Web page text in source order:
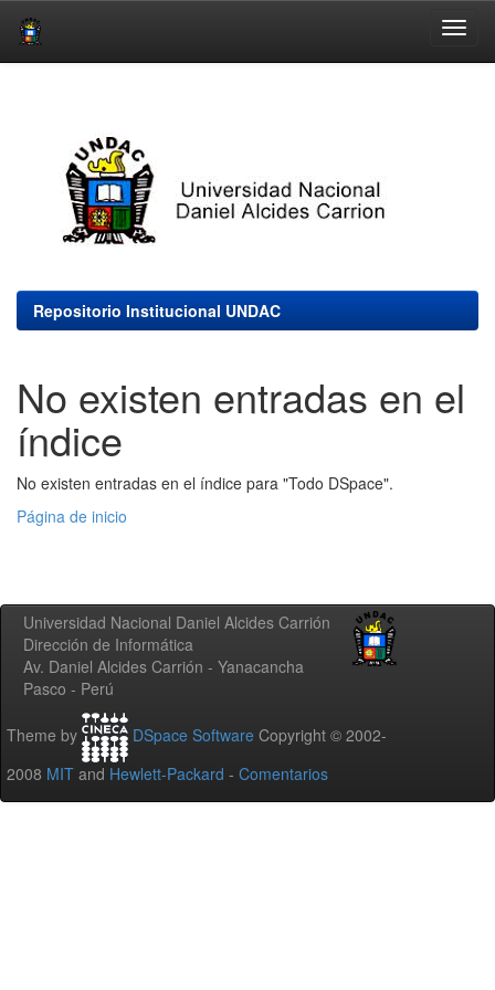
Repositorio Institucional UNDAC
No existen entradas en el
índice
No existen entradas en el índice para "Todo DSpace".
Página de inicio
Universidad Nacional Daniel Alcides Carrión
Dirección de Informática
Av. Daniel Alcides Carrión - Yanacancha
Pasco - Perú
Theme by DSpace Software Copyright © 2002-
2008 MIT and Hewlett-Packard - Comentarios